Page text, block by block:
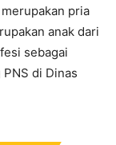
pria
anak dari
sebagai
di Dinas